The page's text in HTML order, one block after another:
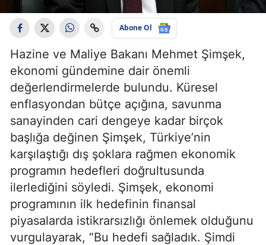
Abone Ol
Hazine ve Maliye Bakanı Mehmet Şimşek,
ekonomi gündemine dair önemli
değerlendirmelerde bulundu. Küresel
enflasyondan bütçe açığına, savunma
sanayinden cari dengeye kadar birçok
başlığa değinen Şimşek, Türkiye’nin
karşılaştığı dış şoklara rağmen ekonomik
programın hedefleri doğrultusunda
ilerlediğini söyledi. Şimşek, ekonomi
programının ilk hedefinin finansal
piyasalarda istikrarsızlığı önlemek olduğunu
vurgulayarak, “Bu hedefi sağladık. Şimdi